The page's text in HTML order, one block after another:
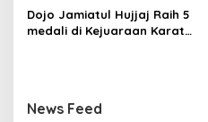
PP, GMNI Bukittinggi
Kecewa Wali Kota dan
DPRD Tak Hadir Temui
Dojo Jamiatul Hujjaj Raih 5
medali di Kejuaraan Karate
News Feed